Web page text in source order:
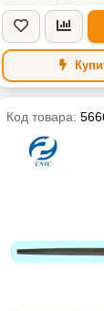
Код товара: